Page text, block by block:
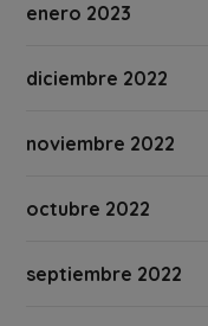
enero 2023
diciembre 2022
noviembre 2022
octubre 2022
septiembre 2022